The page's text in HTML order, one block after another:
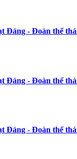
Đảng - Đoàn thể
Đảng - Đoàn thể
Đảng - Đoàn thể